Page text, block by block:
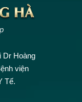
Dr Hoàng
viện
Tế.